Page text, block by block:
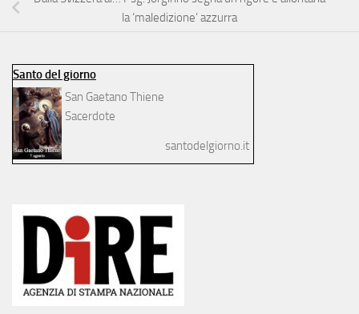
la ‘maledizione’ azzurra
Santo del giorno
San Gaetano Thiene
Sacerdote
santodelgiorno.it